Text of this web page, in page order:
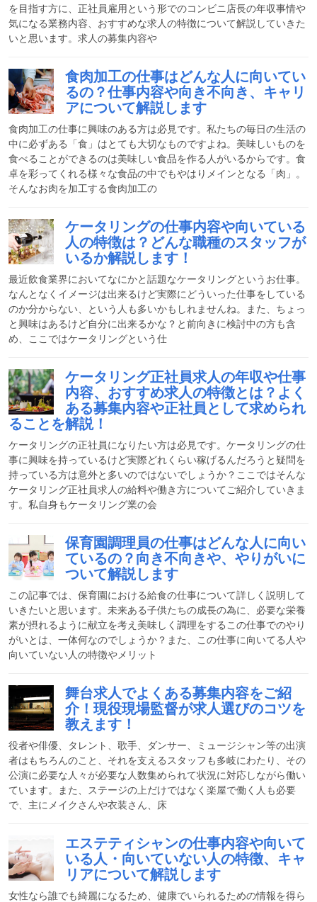
を目指す方に、正社員雇用という形でのコンビニ店長の年収事情や
気になる業務内容、おすすめな求人の特徴について解説していきた
いと思います。求人の募集内容や
食肉加工の仕事はどんな人に向いてい
るの？仕事内容や向き不向き、キャリ
アについて解説します
食肉加工の仕事に興味のある方は必見です。私たちの毎日の生活の
中に必ずある「食」はとても大切なものですよね。美味しいものを
食べることができるのは美味しい食品を作る人がいるからです。食
卓を彩ってくれる様々な食品の中でもやはりメインとなる「肉」。
そんなお肉を加工する食肉加工の
ケータリングの仕事内容や向いている
人の特徴は？どんな職種のスタッフが
いるか解説します！
最近飲食業界においてなにかと話題なケータリングというお仕事。
なんとなくイメージは出来るけど実際にどういった仕事をしている
のか分からない、という人も多いかもしれませんね。また、ちょっ
と興味はあるけど自分に出来るかな？と前向きに検討中の方も含
め、ここではケータリングという仕
ケータリング正社員求人の年収や仕事
内容、おすすめ求人の特徴とは？よく
ある募集内容や正社員として求められ
ることを解説！
ケータリングの正社員になりたい方は必見です。ケータリングの仕
事に興味を持っているけど実際どれくらい稼げるんだろうと疑問を
持っている方は意外と多いのではないでしょうか？ここではそんな
ケータリング正社員求人の給料や働き方についてご紹介していきま
す。私自身もケータリング業の会
保育園調理員の仕事はどんな人に向い
ているの？向き不向きや、やりがいに
ついて解説します
この記事では、保育園における給食の仕事について詳しく説明して
いきたいと思います。未来ある子供たちの成長の為に、必要な栄養
素が摂れるように献立を考え美味しく調理をするこの仕事でのやり
がいとは、一体何なのでしょうか？また、この仕事に向いてる人や
向いていない人の特徴やメリット
舞台求人でよくある募集内容をご紹
介！現役現場監督が求人選びのコツを
教えます！
役者や俳優、タレント、歌手、ダンサー、ミュージシャン等の出演
者はもちろんのこと、それを支えるスタッフも多岐にわたり、その
公演に必要な人々が必要な人数集められて状況に対応しながら働い
ています。また、ステージの上だけではなく楽屋で働く人も必要
で、主にメイクさんや衣装さん、床
エステティシャンの仕事内容や向いて
いる人・向いていない人の特徴、キャ
リアについて解説します
女性なら誰でも綺麗になるため、健康でいられるための情報を得ら